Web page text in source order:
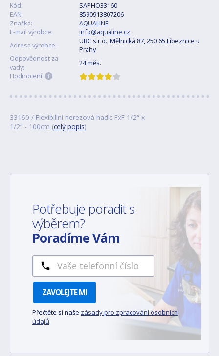
Kód:
SAPHO33160
EAN:
8590913807206
Značka:
AQUALINE
E-mail výrobce:
info@aqualine.cz
Adresa výrobce:
UBC s.r.o., Mělnická 87, 250 65 Líbeznice u
Prahy
Odpovědnost za
vady:
24 měs.
Hodnocení:
33160 / Flexibillní nerezová hadic FxF 1/2“ x
1/2“ - 100cm (celý popis)
Potřebuje poradit s
výběrem?
Poradíme Vám
ZAVOLEJTE MI
Přečtěte si naše zásady pro zpracování osobních
údajů.